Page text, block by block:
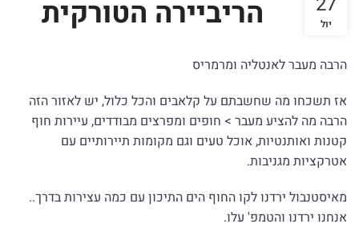
הריביירה הטורקית יול
הרבה מעבר לאנטליה ומרמריס
אז תשכחו מה שחשבתם על קלאבים והכל כלול, יש לאזור הזה
הרבה מה להציע מעבר > חופים ומפרצים מבודדים, עיירות חוף
קטנות ואותנטיות, אוכל טעים וגם מקומות תיירותיים עם
אטרקציות מגניבות.
מאיסטנבול ירדנו לקו החוף הים התיכון עם כמה עצירות בדרך..
אנחנו ירדנו והטמפ' עלו.